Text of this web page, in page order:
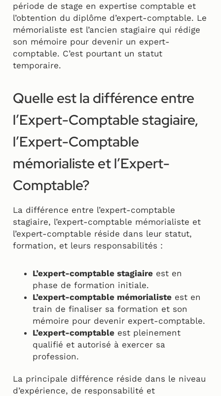
période de stage en expertise comptable et
l’obtention du diplôme d’expert-comptable. Le
mémorialiste est l’ancien stagiaire qui rédige
son mémoire pour devenir un expert-
comptable. C’est pourtant un statut
temporaire.
Quelle est la différence entre
l’Expert-Comptable stagiaire,
l’Expert-Comptable
mémorialiste et l’Expert-
Comptable?
La différence entre l’expert-comptable
stagiaire, l’expert-comptable mémorialiste et
l’expert-comptable réside dans leur statut,
formation, et leurs responsabilités :
L’expert-comptable stagiaire est en
phase de formation initiale.
L’expert-comptable mémorialiste est en
train de finaliser sa formation et son
mémoire pour devenir expert-comptable.
L’expert-comptable est pleinement
qualifié et autorisé à exercer sa
profession.
La principale différence réside dans le niveau
d’expérience, de responsabilité et